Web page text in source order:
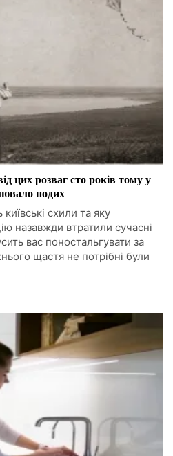
цих розваг сто років тому у
подих
схили та яку
назавжди втратили сучасні
вас поностальгувати за
щастя не потрібні були